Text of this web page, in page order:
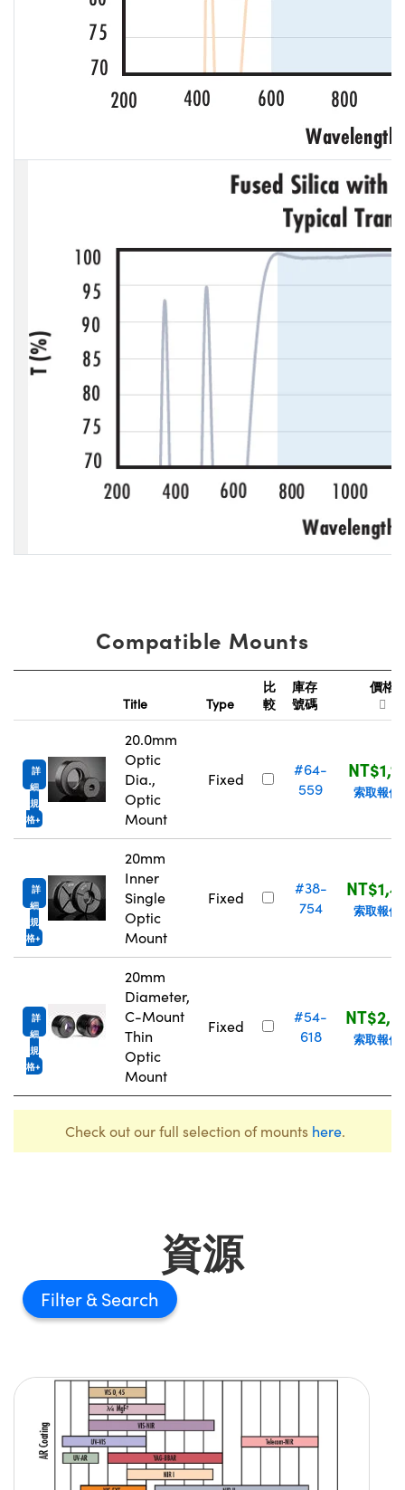
Compatible Mounts
比
較
庫存
號碼
價格
詳
細
規
格
20.0mm
Optic
Dia.,
Optic
Mount
559
索取報價
詳
細
規
格
20mm
Inner
Single
Optic
Mount
754
索取報價
詳
細
規
格
20mm
Diameter,
C-Mount
Thin
Optic
Mount
618
索取報價
資源
Filter